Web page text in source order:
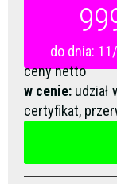
do dnia:
ceny netto
w cenie: udział
certyfikat,